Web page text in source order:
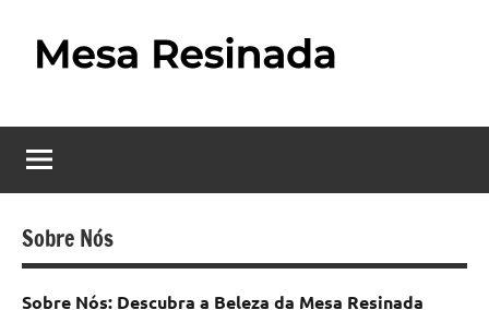
Resinada
–
Como
Fazer
o
fascinante
mesas
Sobre Nós
Sobre Nós: Descubra a Beleza da Mesa Resinada